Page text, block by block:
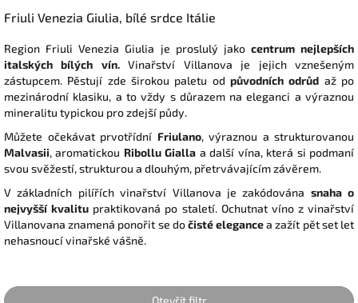
Friuli Venezia Giulia, bílé srdce Itálie
Region Friuli Venezia Giulia je proslulý jako centrum nejlepších
italských bílých vín.Vinařství Villanova je jejich vznešeným
zástupcem. Pěstují zde širokou paletu od původních odrůd až po
mezinárodní klasiku, a to vždy s důrazem na eleganci a výraznou
mineralitu typickou pro zdejší půdy.
Můžete očekávat prvotřídní Friulano, výraznou a strukturovanou
Malvasii, aromatickou Ribollu Gialla a další vína, která si podmaní
svou svěžestí, strukturou a dlouhým, přetrvávajícím závěrem.
V základních pilířích vinařství Villanova je zakódována snaha o
nejvyšší kvalitu praktikovaná po staletí. Ochutnat víno z vinařství
Villanovana znamená ponořit se dočisté elegancea zažít pět set let
nehasnoucí vinařské vášně.
Otevřít filtr